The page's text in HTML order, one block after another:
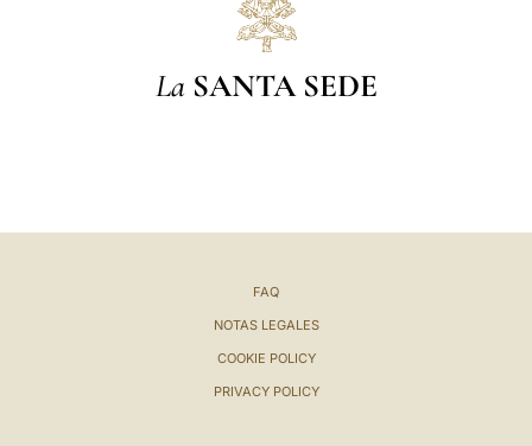
La SANTA SEDE
FAQ
NOTAS LEGALES
COOKIE POLICY
PRIVACY POLICY